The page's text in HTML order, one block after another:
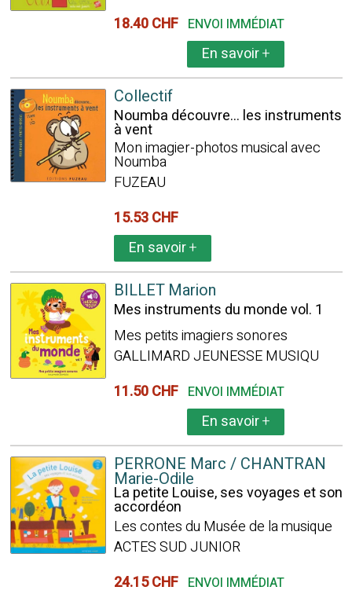
18.40 CHF ENVOI IMMÉDIAT
En savoir+
Collectif
Noumba découvre... les instruments
à vent
Mon imagier-photos musical avec
Noumba
FUZEAU
15.53 CHF
En savoir+
BILLET Marion
Mes instruments du monde vol. 1
Mes petits imagiers sonores
GALLIMARD JEUNESSE MUSIQU
11.50 CHF ENVOI IMMÉDIAT
En savoir+
PERRONE Marc / CHANTRAN
Marie-Odile
La petite Louise, ses voyages et son
accordéon
Les contes du Musée de la musique
ACTES SUD JUNIOR
24.15 CHF ENVOI IMMÉDIAT